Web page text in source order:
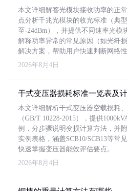
本文详细解答光模块接收功率的正
点分析千兆光模块的收光标准（典
至-24dBm），并提供不同速率光模
解释功率异常的常见原因（如光纤
解决方案，帮助用户快速判断网络性
2026年8月4日
干式变压器损耗标准一览表及
本文详细解析干式变压器空载损耗
（GB/T 10228-2015），提供
例，分步骤说明变损计算方法，并
实例表格，涵盖SCB10/SCB13等常
快速掌握变压器能效评估要点。
2026年8月4日